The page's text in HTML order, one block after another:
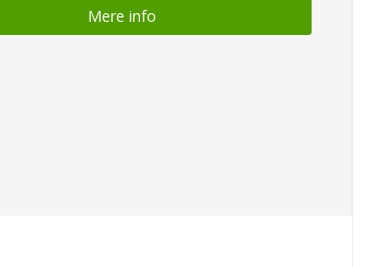
Mere info